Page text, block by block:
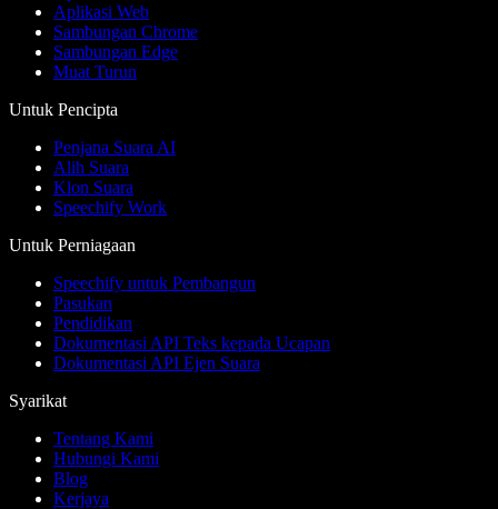
Aplikasi Web
Sambungan Chrome
Sambungan Edge
Muat Turun
Untuk Pencipta
Penjana Suara AI
Alih Suara
Klon Suara
Speechify Work
Untuk Perniagaan
Speechify untuk Pembangun
Pasukan
Pendidikan
Dokumentasi API Teks kepada Ucapan
Dokumentasi API Ejen Suara
Syarikat
Tentang Kami
Hubungi Kami
Blog
Kerjaya